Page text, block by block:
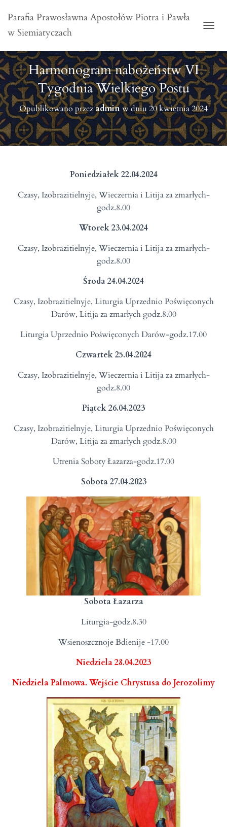
Parafia Prawosławna Apostołów Piotra i Pawła
w Siemiatyczach
Harmonogram nabożeństw VI
Tygodnia Wielkiego Postu
Opublikowano przezadminw dniu 20 kwietnia 2024
Poniedziałek 22.04.2024
Czasy, Izobrazitielnyje, Wieczernia i Litija za zmarłych-
godz.8.00
Wtorek 23.04.2024
Czasy, Izobrazitielnyje, Wieczernia i Litija za zmarłych-
godz.8.00
Środa 24.04.2024
Czasy, Izobrazitielnyje, Liturgia Uprzednio Poświęconych
Darów, Litija za zmarłych godz.8.00
Liturgia Uprzednio Poświęconych Darów-godz.17.00
Czwartek 25.04.2024
Czasy, Izobrazitielnyje, Wieczernia i Litija za zmarłych-
godz.8.00
Piątek 26.04.2023
Czasy, Izobrazitielnyje, Liturgia Uprzednio Poświęconych
Darów, Litija za zmarłych godz.8.00
Utrenia Soboty Łazarza-godz.17.00
Sobota 27.04.2023
Sobota Łazarza
Liturgia-godz.8.30
Wsienoszcznoje Bdienije -17.00
Niedziela 28.04.2023
Niedziela Palmowa. Wejście Chrystusa do Jerozolimy